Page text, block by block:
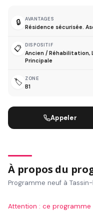
🔒 AVANTAGES
Résidence sécurisée.
📋 DISPOSITIF
Ancien / Réhabilitation,
Principale
🏷️ ZONE
B1
Appeler
À propos du
Programme neuf à
Attention : ce